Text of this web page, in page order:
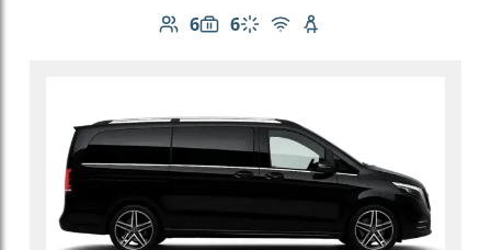
6
Número de pasajeros: 6
6
Capacidad de equipaje: 6
Aire acondicionado
Wi-Fi gratuito
Asiento infantil